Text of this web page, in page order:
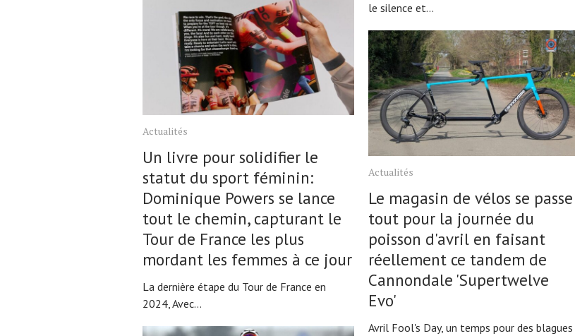
Actualités
Un livre pour solidifier le
statut du sport féminin:
Dominique Powers se lance
tout le chemin, capturant le
Tour de France les plus
mordant les femmes à ce jour
La dernière étape du Tour de France en
2024, Avec...
le silence et...
Actualités
Le magasin de vélos se passe
tout pour la journée du
poisson d'avril en faisant
réellement ce tandem de
Cannondale 'Supertwelve
Evo'
Avril Fool's Day, un temps pour des blagues